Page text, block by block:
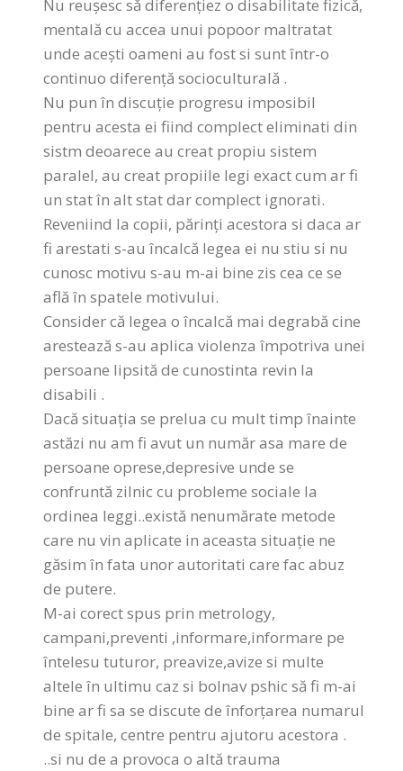
Nu reuşesc să diferențiez o disabilitate fizică,
mentală cu accea unui popoor maltratat
unde aceşti oameni au fost si sunt într-o
continuo diferență socioculturală .
Nu pun în discuție progresu imposibil
pentru acesta ei fiind complect eliminati din
sistm deoarece au creat propiu sistem
paralel, au creat propiile legi exact cum ar fi
un stat în alt stat dar complect ignorati.
Reveniind la copii, părinți acestora si daca ar
fi arestati s-au încalcă legea ei nu stiu si nu
cunosc motivu s-au m-ai bine zis cea ce se
află în spatele motivului.
Consider că legea o încalcă mai degrabă cine
arestează s-au aplica violenza împotriva unei
persoane lipsită de cunostinta revin la
disabili .
Dacă situația se prelua cu mult timp înainte
astăzi nu am fi avut un număr asa mare de
persoane oprese,depresive unde se
confruntă zilnic cu probleme sociale la
ordinea leggi..există nenumărate metode
care nu vin aplicate in aceasta situație ne
găsim în fata unor autoritati care fac abuz
de putere.
M-ai corect spus prin metrology,
campani,preventi ,informare,informare pe
întelesu tuturor, preavize,avize si multe
altele în ultimu caz si bolnav pshic să fi m-ai
bine ar fi sa se discute de înforțarea numarul
de spitale, centre pentru ajutoru acestora .
..si nu de a provoca o altă trauma